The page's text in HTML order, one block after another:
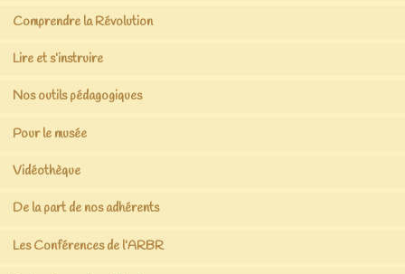
Comprendre la Révolution
Lire et s’instruire
Nos outils pédagogiques
Pour le musée
Vidéothèque
De la part de nos adhérents
Les Conférences de l’ARBR